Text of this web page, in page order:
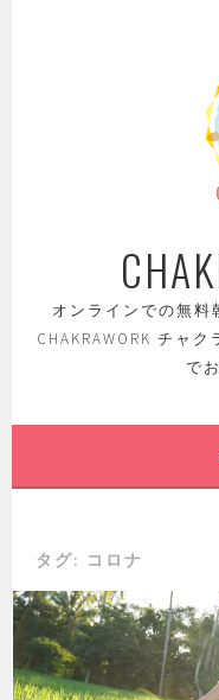
オンラインでの無料
CHAKRAWORK チャ
で
タグ: コロナ